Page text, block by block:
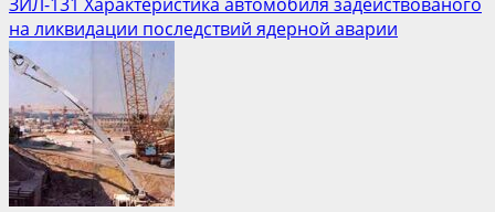
о
Четвероногий
робот
поможет
ликвидировать
аварию
на
АЭС
на ликвидации последствий ядерной аварии